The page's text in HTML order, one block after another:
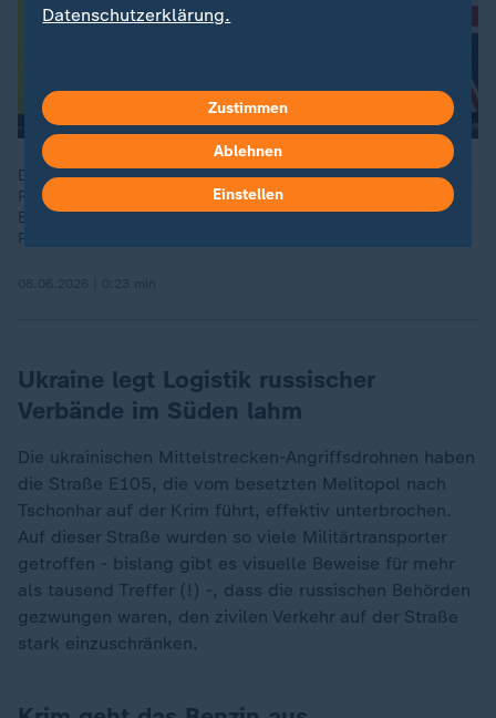
Der ukrainische Präsident Selenskyj hat direkte Gespräche mit
Russland vorgeschlagen. Dafür erhielt er Unterstützung von
Bundeskanzler Merz, dem britischen Premierminister und
Präsident Macron.
Ukraine legt Logistik russischer
Verbände im Süden lahm
Die ukrainischen Mittelstrecken-Angriffsdrohnen haben
die Straße E105, die vom besetzten Melitopol nach
Tschonhar auf der Krim führt, effektiv unterbrochen.
Auf dieser Straße wurden so viele Militärtransporter
getroffen - bislang gibt es visuelle Beweise für mehr
als tausend Treffer (!) -, dass die russischen Behörden
gezwungen waren, den zivilen Verkehr auf der Straße
stark einzuschränken.
Datenschutzerklärung.
Zustimmen
Ablehnen
Einstellen